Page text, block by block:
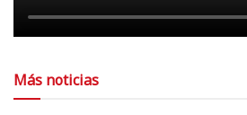
Más noticias